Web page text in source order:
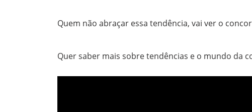
Quem não abraçar essa tendência, vai ver o
Quer saber mais sobre tendências e o mundo da